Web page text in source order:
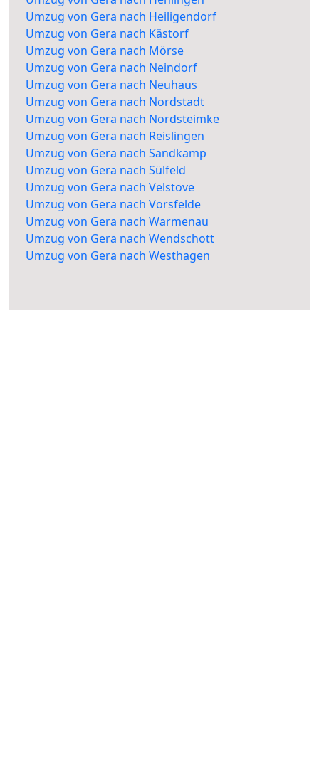
Umzug von Gera nach Heiligendorf
Umzug von Gera nach Kästorf
Umzug von Gera nach Mörse
Umzug von Gera nach Neindorf
Umzug von Gera nach Neuhaus
Umzug von Gera nach Nordstadt
Umzug von Gera nach Nordsteimke
Umzug von Gera nach Reislingen
Umzug von Gera nach Sandkamp
Umzug von Gera nach Sülfeld
Umzug von Gera nach Velstove
Umzug von Gera nach Vorsfelde
Umzug von Gera nach Warmenau
Umzug von Gera nach Wendschott
Umzug von Gera nach Westhagen